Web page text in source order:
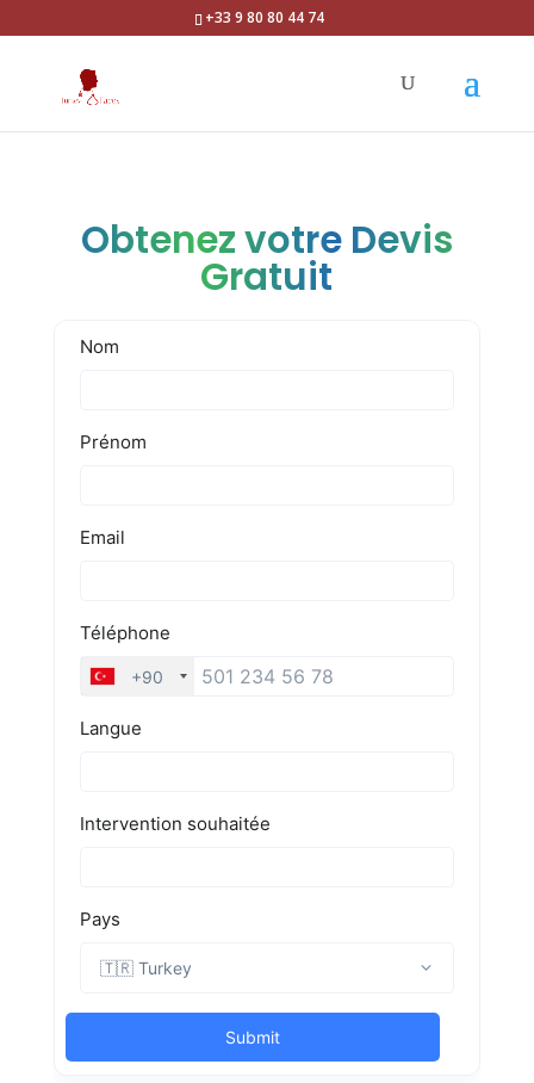
+33 9 80 80 44 74
Obtenez votre Devis
Gratuit